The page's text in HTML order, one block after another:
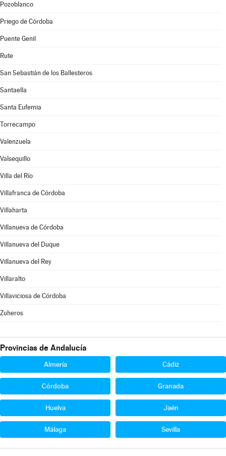
Pozoblanco
Priego de Córdoba
Puente Genil
Rute
San Sebastián de los Ballesteros
Santaella
Santa Eufemia
Torrecampo
Valenzuela
Valsequillo
Villa del Río
Villafranca de Córdoba
Villaharta
Villanueva de Córdoba
Villanueva del Duque
Villanueva del Rey
Villaralto
Villaviciosa de Córdoba
Zuheros
Provincias de Andalucía
Almería Cádiz
Córdoba Granada
Huelva Jaén
Málaga Sevilla